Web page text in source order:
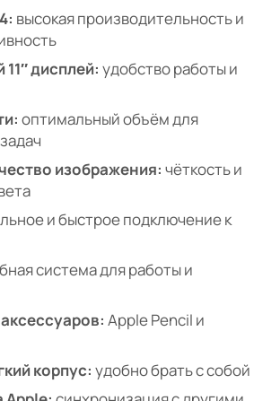
высокая производительность и
дисплей: удобство работы и
оптимальный объём для
изображения: чёткость и
и быстрое подключение к
система для работы и
Apple Pencil и
корпус: удобно брать с собой